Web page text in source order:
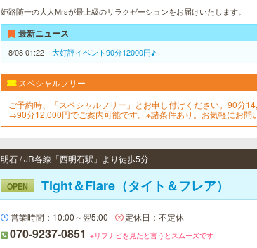
姫路随一の大人Mrsが最上級のリラクゼーションをお届けいたします。
最新ニュース
8/08 01:22 大好評イベント90分12000円♪
スペシャルフリー
ご予約時、「スペシャルフリー」とお申し付けください。90分
→90分12,000円でご案内可能です。※諸条件あり。お気軽にお問
くださいませ！
明石 / JR各線「西明石駅」より徒歩5分
OPEN Tight＆Flare（タイト＆フレア）
営業時間：10:00～翌5:00 定休日：不定休
070-9237-0851 ※リフナビを見たと言うとスムーズです